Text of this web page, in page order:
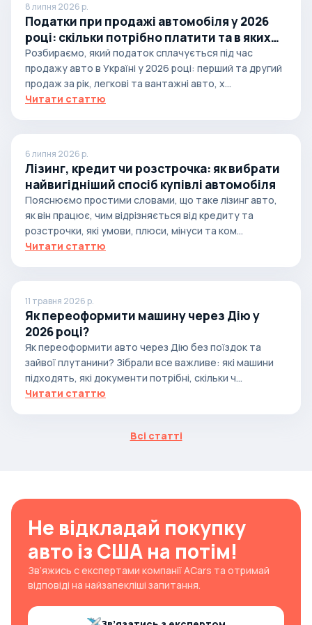
8 липня 2026 р.
Податки при продажі автомобіля у 2026
році: скільки потрібно платити та в яких
випадках
Розбираємо, який податок сплачується під час
продажу авто в Україні у 2026 році: перший та другий
продаж за рік, легкові та вантажні авто, х...
Читати статтю
6 липня 2026 р.
Лізинг, кредит чи розстрочка: як вибрати
найвигідніший спосіб купівлі автомобіля
Пояснюємо простими словами, що таке лізинг авто,
як він працює, чим відрізняється від кредиту та
розстрочки, які умови, плюси, мінуси та ком...
Читати статтю
11 травня 2026 р.
Як переоформити машину через Дію у
2026 році?
Як переоформити авто через Дію без поїздок та
зайвої плутанини? Зібрали все важливе: які машини
підходять, які документи потрібні, скільки ч...
Читати статтю
Всі статті
Не відкладай покупку
авто із США на потім!
Зв’яжись с експертами компанії ACars та отримай
відповіді на найзапекліші запитання.